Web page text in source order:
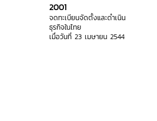
2001
จดทะเบียนจัดตั้งและดำเนิน
ธุรกิจในไทย
เมื่อวันที่ 23 เมษายน 2544